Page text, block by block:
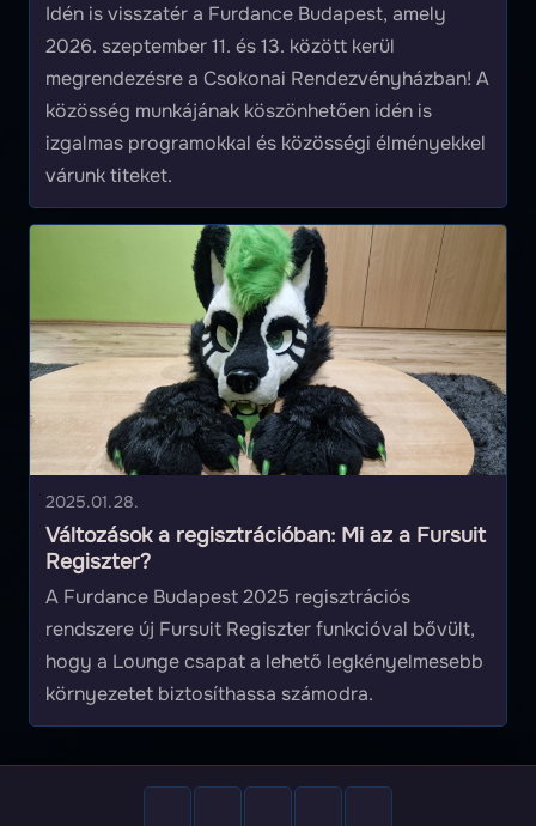
Idén is visszatér a Furdance Budapest, amely
2026. szeptember 11. és 13. között kerül
megrendezésre a Csokonai Rendezvényházban! A
közösség munkájának köszönhetően idén is
izgalmas programokkal és közösségi élményekkel
várunk titeket.
2025.01.28.
Változások a regisztrációban: Mi az a Fursuit
Regiszter?
A Furdance Budapest 2025 regisztrációs
rendszere új Fursuit Regiszter funkcióval bővült,
hogy a Lounge csapat a lehető legkényelmesebb
környezetet biztosíthassa számodra.